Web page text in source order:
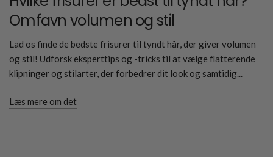
Omfavn volumen og stil
Lad os finde de bedste frisurer til tyndt hår, der giver volumen
og stil! Udforsk eksperttips og -tricks til at vælge flatterende
klipninger og stilarter, der forbedrer dit look og samtidig...
Læs mere om det